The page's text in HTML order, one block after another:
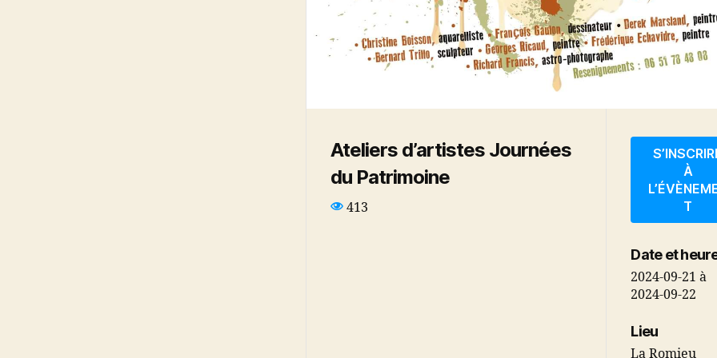
Ateliers d’artistes Journées
du Patrimoine
413
À
T
Date et
2024-09-21à
2024-09-22
Lieu
La Romieu